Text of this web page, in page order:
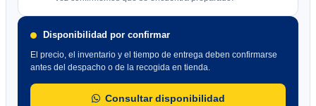
Disponibilidad por confirmar
El precio, el inventario y el tiempo de entrega deben confirmarse
antes del despacho o de la recogida en tienda.
Consultar disponibilidad